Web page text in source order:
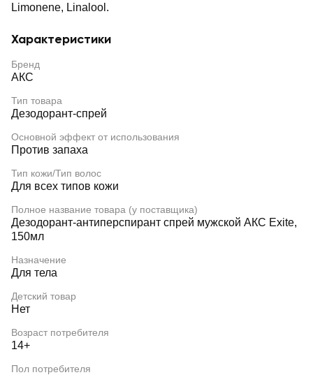
Limonene, Linalool.
Характеристики
Бренд
АКС
Тип товара
Дезодорант-спрей
Основной эффект от использования
Против запаха
Тип кожи/Тип волос
Для всех типов кожи
Полное название товара (у поставщика)
Дезодорант-антиперспирант спрей мужской АКС Exite,
150мл
Назначение
Для тела
Детский товар
Нет
Возраст потребителя
14+
Пол потребителя